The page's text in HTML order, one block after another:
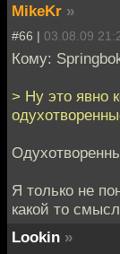
MikeKr »
#66 | 03.08.09
Кому:
> Ну это явно
Я только не
какой то
Lookin »